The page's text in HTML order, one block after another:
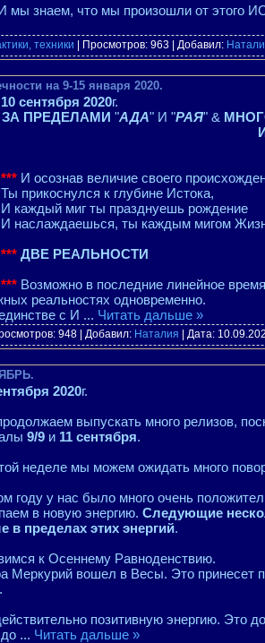
мы знаем, что мы произошли от
техники | Просмотров: 963 | Добавил:
на 9-15 января 2020.
10 сентября 2020г.
ЗА ПРЕДЕЛАМИ "АДА" И "РАЯ" &
*** И осознав величие своего
Ты прикоснулся к глубине Истока,
И каждый миг ты празднуешь рождение
И наслаждаешься, ты каждым мигом
*** ДВЕ РЕАЛЬНОСТИ
*** Возможно в последние линейное
реальностях одновременно.
с И ... Читать дальше »
948 | Добавил: Наталия | Дата:
2020г.
выпускать много релизов,
9/9 и 11 сентября.
неделе мы можем ожидать много
году у нас было много очень
в новую энергию. Следующие
в пределах этих энергий.
к Осеннему Равноденствию.
Меркурий вошел в Весы. Это принесет
позитивную энергию. Это
... Читать дальше »